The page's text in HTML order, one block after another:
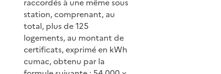
station, comprenant, au
total, plus de 125
logements, au montant de
certificats, exprimé en kWh
cumac, obtenu par la